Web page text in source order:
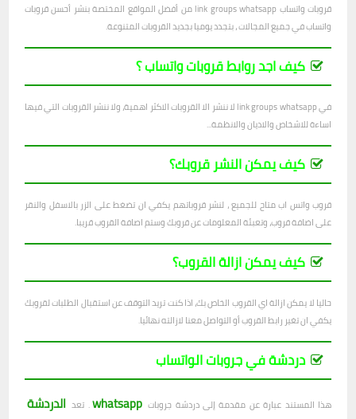
قروبات واتساب link groups whatsapp من أفضل المواقع المختصة بنشر أحسن قروبات
واتساب في جميع المجالات ، بتجدد يوميا بجديد القروبات المتنوعة.
كيف اجد روابط قروبات واتساب ؟
في link groups whatsapp لا ننشر الا القروبات الاكثر اهمية، ولا ننشر القروبات التي فيها
اساءة للاشخاص والاديان والانظمة...
كيف يمكن النشر قروبك؟
قروب واتس اب متاح للجميع ، لنشر قروباتهم يكفي ان تضغط على الزر بالاسفل والنقر
على اضافة قروب، وتعبئة المعلومات عن قروبك وستم اصافة القروب قريبا.
كيف يمكن ازالة القروب؟
حاليا لا يمكن ازالة اي القروب الخاص بك، اذا كنت تريد التوقف عن استقبال الطلبات لقروبك
يكفي ان تغير رابط القروب أو التواصل معنا لازالته نهائيا.
دردشة في جروبات الواتساب
هذا المستند عبارة عن مقدمة إلى دردشة جروبات whatsapp. تعد الدردشة